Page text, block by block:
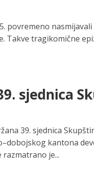
povremeno
Takve tragikomične
sjednica
39. sjednica
kantona
razmatrano je...